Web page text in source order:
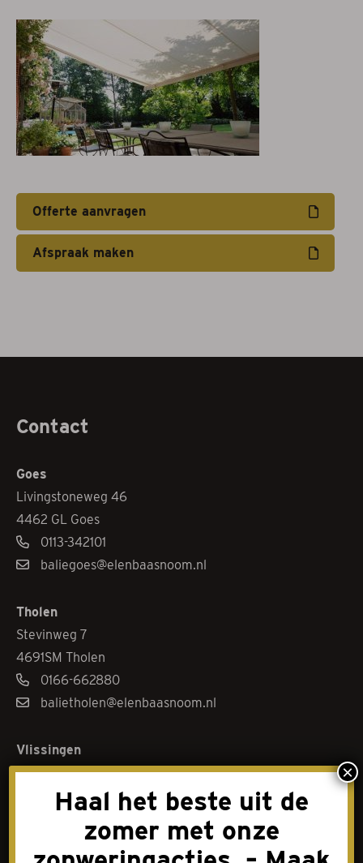
Projectzonwering
Over ons
Acties
Afspraak maken
Contact
Offerte aanvragen
Afspraak maken
Contact
Goes
Livingstoneweg 46
4462 GL Goes
0113-342101
baliegoes@elenbaasnoom.nl
Tholen
Stevinweg 7
4691SM Tholen
0166-662880
balietholen@elenbaasnoom.nl
Vlissingen
Gildeweg 15-17
4383 NH Vlissingen
balievlissingen@elenbaasnoom.nl
Haal het beste uit de
zomer met onze
×